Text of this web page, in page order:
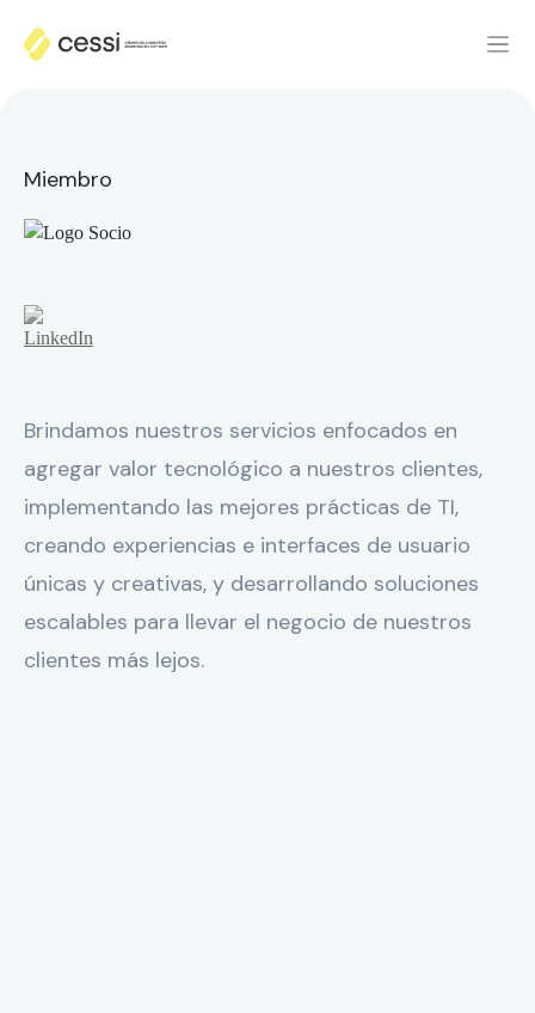
Miembro
Brindamos nuestros servicios enfocados en
agregar valor tecnológico a nuestros clientes,
implementando las mejores prácticas de TI,
creando experiencias e interfaces de usuario
únicas y creativas, y desarrollando soluciones
escalables para llevar el negocio de nuestros
clientes más lejos.